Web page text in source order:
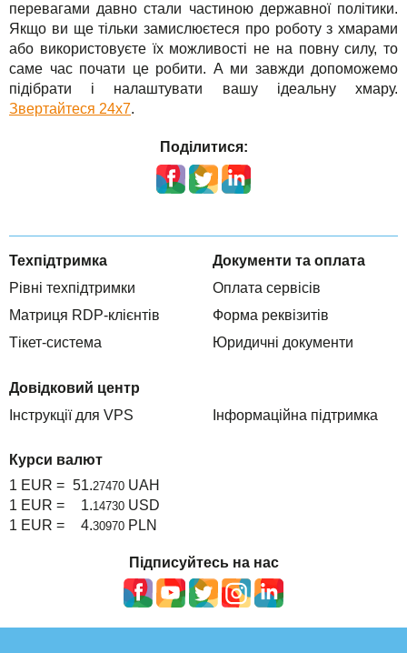
перевагами давно стали частиною державної політики.
Якщо ви ще тільки замислюєтеся про роботу з хмарами
або використовуєте їх можливості не на повну силу, то
саме час почати це робити. А ми завжди допоможемо
підібрати і налаштувати вашу ідеальну хмару.
Звертайтеся 24х7.
Поділитися:
Техпідтримка
Рівні техпідтримки
Матриця RDP-клієнтів
Тікет-система
Документи та оплата
Оплата сервісів
Форма реквізитів
Юридичні документи
Довідковий центр
Інструкції для VPS
Інформаційна підтримка
Курси валют
1 EUR = 51.27470 UAH
1 EUR =
1.14730 USD
1 EUR =
4.30970 PLN
Підписуйтесь на нас